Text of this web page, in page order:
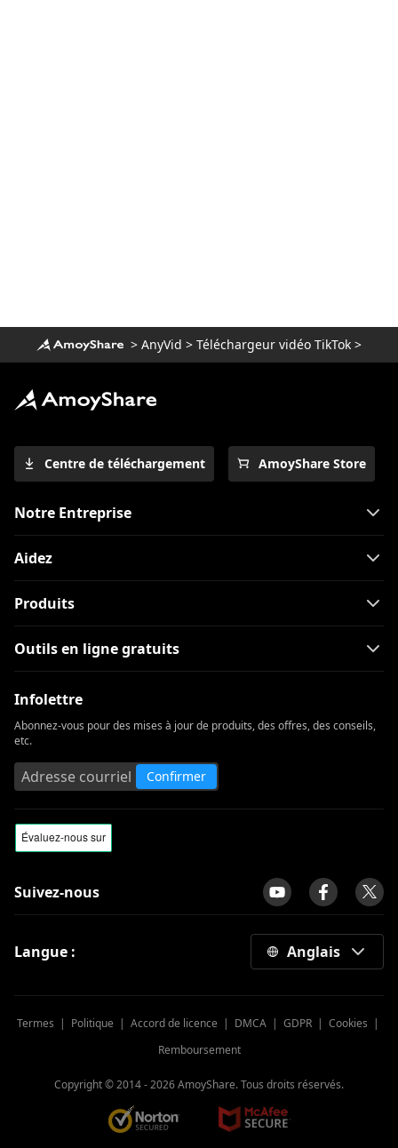
> AnyVid > Téléchargeur vidéo TikTok >
Centre de téléchargement AmoyShare Store
Notre Entreprise
Aidez
Produits
Outils en ligne gratuits
Infolettre
Abonnez-vous pour des mises à jour de produits, des offres, des conseils,
etc.
Confirmer
Suivez-nous
Langue : Anglais
Termes | Politique | Accord de licence | DMCA| GDPR| Cookies |
Remboursement
Copyright © 2014 -2026AmoyShare. Tous droits réservés.